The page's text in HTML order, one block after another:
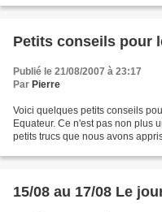
Petits conseils pour
Publié le 21/08/2007 à 23:17
Par Pierre
Voici quelques petits conseils
Equateur. Ce n'est pas non plus
petits trucs que nous avons
15/08 au 17/08 Le